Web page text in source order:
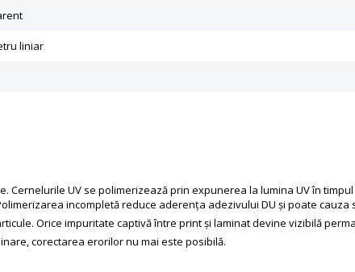
liniar
Cernelurile UV se polimerizează prin expunerea la lumina UV în
incompletă reduce aderența adezivului DU și poate cauza
Orice impuritate captivă între print și laminat devine vizibilă
corectarea erorilor nu mai este posibilă.